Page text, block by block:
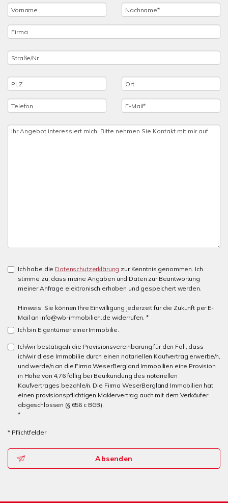
Ich habe die Datenschutzerklärung zur Kenntnis genommen. Ich
stimme zu, dass meine Angaben und Daten zur Beantwortung
meiner Anfrage elektronisch erhoben und gespeichert werden.
Hinweis: Sie können Ihre Einwilligung jederzeit für die Zukunft per E-
Mail an info@wb-immobilien.de widerrufen. *
Ich bin Eigentümer einer Immobilie.
Ich/wir bestätige/n die Provisionsvereinbarung für den Fall, dass
ich/wir diese Immobilie durch einen notariellen Kaufvertrag erwerbe/n,
und werde/n an die Firma WeserBergland Immobilien eine Provision
in Höhe von 4,76 fällig bei Beurkundung des notariellen
Kaufvertrages bezahle/n. Die Firma WeserBergland Immobilien hat
einen provisionspflichtigen Maklervertrag auch mit dem Verkäufer
abgeschlossen (§ 656 c BGB).
*
* Pflichtfelder
Absenden